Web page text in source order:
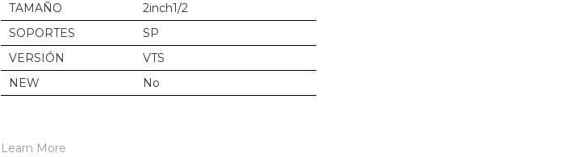
TAMAÑO
2inch1/2
SOPORTES
SP
VERSIÓN
VTS
NEW
No
Learn More